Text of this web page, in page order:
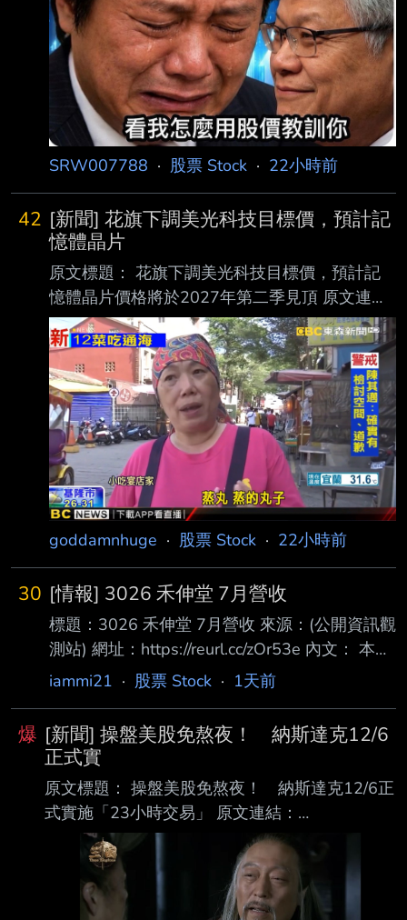
SRW007788 · 股票 Stock · 22小時前
42 [新聞] 花旗下調美光科技目標價，預計記
憶體晶片
原文標題： 花旗下調美光科技目標價，預計記
憶體晶片價格將於2027年第二季見頂 原文連
結： https://hk.investing.com/news/stock-
market-news/article-1597646 發布時間：
2026-8-7 下午08:18 記者署名： Senad
Karaahmetovic 原文內容： 花旗銀行將美光科技
（Micron Technology）的目標股價從1,400美元
下調至1,150美元， 同時維持「買入」評級，理
由是對明年DRAM及NAND記憶體晶片定價前景
的預
goddamnhuge · 股票 Stock · 22小時前
30 [情報] 3026 禾伸堂 7月營收
標題：3026 禾伸堂 7月營收 來源：(公開資訊觀
測站) 網址：https://reurl.cc/zOr53e 內文： 本資
料由 (上市公司)禾伸堂 公司提供 民國115年
月 1,500,937 去年同期 1,095,188 增減金額
405,749 增減百分比 37.05 本年累計
9,216,573 去年累計 7,769,273 增減金額
1,447,300 增減百分比 18.63 備註 / 營收變化原
因說明 心得：神聖太陽堂，老蘇永遠的心魔，
年增37
iammi21 · 股票 Stock · 1天前
爆 [新聞] 操盤美股免熬夜！ 納斯達克12/6
正式實
原文標題： 操盤美股免熬夜！ 納斯達克12/6正
式實施「23小時交易」 原文連結：
https://reurl.cc/lnZamY 發布時間：2026.08.06
19:05 臺北時間 記者署名：記者｜鏡新聞 原文內
容： 納斯達克交易所，確定在今年12/6日，將交
易時間，延長為 23 小時，幾乎達到全天交易，